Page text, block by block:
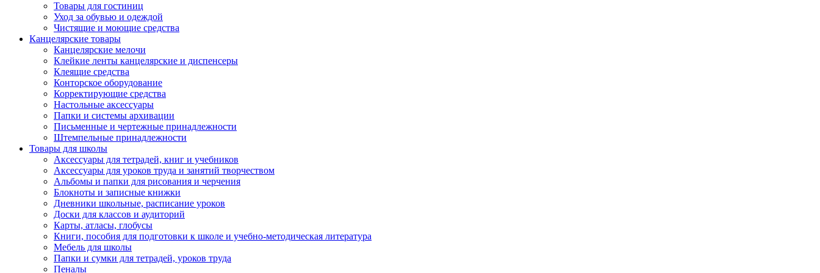
Товары для гостиниц
Уход за обувью и одеждой
Чистящие и моющие средства
Канцелярские товары
Канцелярские мелочи
Клейкие ленты канцелярские и диспенсеры
Клеящие средства
Конторское оборудование
Корректирующие средства
Настольные аксессуары
Папки и системы архивации
Письменные и чертежные принадлежности
Штемпельные принадлежности
Товары для школы
Аксессуары для тетрадей, книг и учебников
Аксессуары для уроков труда и занятий творчеством
Альбомы и папки для рисования и черчения
Блокноты и записные книжки
Дневники школьные, расписание уроков
Доски для классов и аудиторий
Карты, атласы, глобусы
Книги, пособия для подготовки к школе и учебно-методическая литература
Мебель для школы
Папки и сумки для тетрадей, уроков труда
Пеналы